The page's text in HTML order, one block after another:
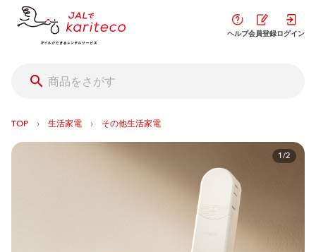
ヘルプ会員登録ログイン
TOP › 生活家電 › その他生活家電
1/2